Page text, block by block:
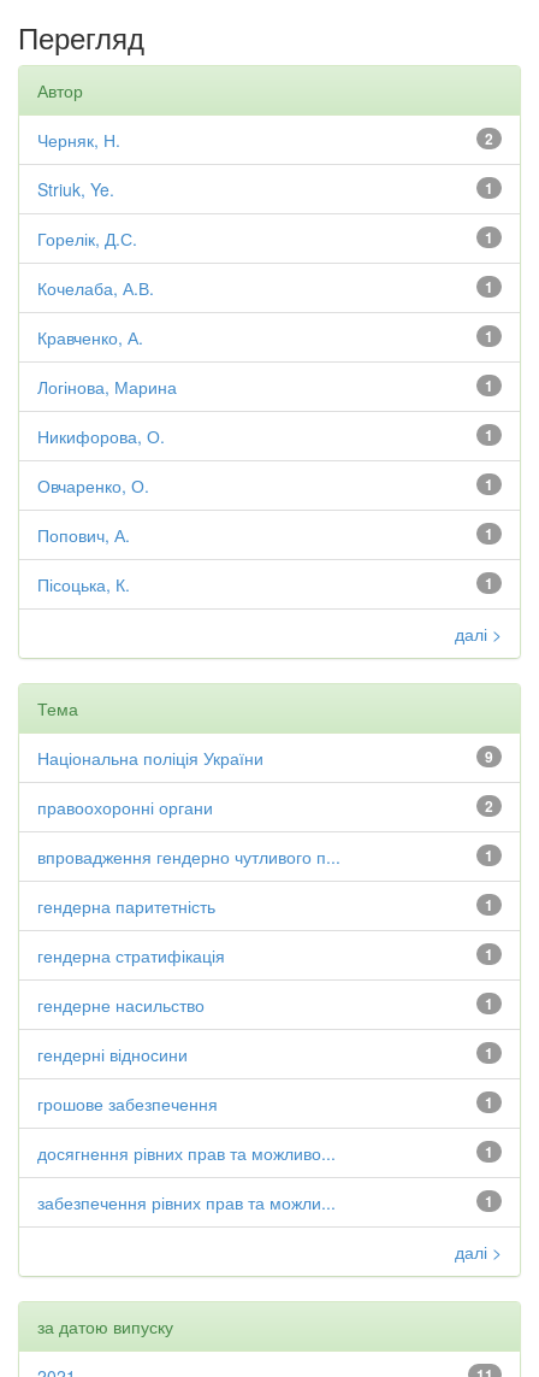
Перегляд
Автор
2
Черняк, Н.
1
Striuk, Ye.
1
Горелік, Д.С.
1
Кочелаба, А.В.
1
Кравченко, А.
1
Логінова, Марина
1
Никифорова, О.
1
Овчаренко, О.
1
Попович, А.
1
Пісоцька, К.
далі >
Тема
9
Національна поліція України
2
правоохоронні органи
1
впровадження гендерно чутливого п...
1
гендерна паритетність
1
гендерна стратифікація
1
гендерне насильство
1
гендерні відносини
1
грошове забезпечення
1
досягнення рівних прав та можливо...
1
забезпечення рівних прав та можли...
далі >
за датою випуску